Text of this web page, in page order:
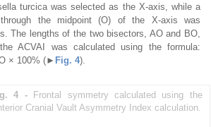
turcica was selected as the X-axis, while a
the midpoint (O) of the X-axis was
The lengths of the two bisectors, AO and BO,
ACVAI was calculated using the formula:
× 100% (► Fig. 4).
4 -
Frontal symmetry calculated using the
Cranial Vault Asymmetry Index calculation.